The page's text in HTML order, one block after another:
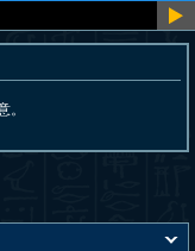
。